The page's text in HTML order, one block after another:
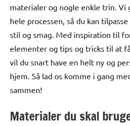
materialer og nogle enkle trin. Vi
hele processen, så du kan
stil og smag. Med inspiration til
elementer og tips og tricks til at
vil du snart have en helt ny og
hjem. Så lad os komme i gang
sammen!
Materialer du skal